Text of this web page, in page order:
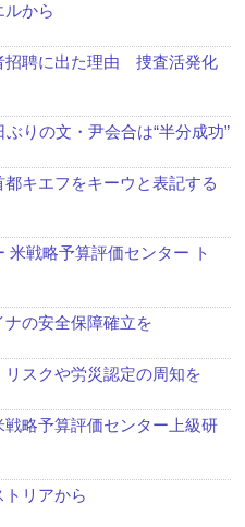
から
招聘に出た理由 捜査活発化
ぶりの文・尹会合は“半分成功”
都キエフをキーウと表記する
米戦略予算評価センター ト
の安全保障確立を
スクや労災認定の周知を
略予算評価センター上級研
リアから